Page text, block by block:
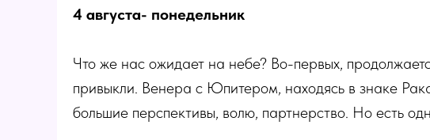
4 августа- понедельник
Что же нас ожидает на небе? Во-первых,
привыкли. Венера с Юпитером, находясь в знаке
большие перспективы, волю, партнерство. Но есть